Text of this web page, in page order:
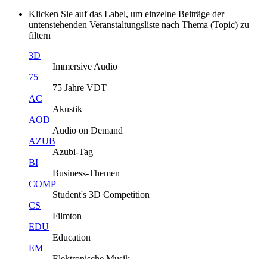
Klicken Sie auf das Label, um einzelne Beiträge der
untenstehenden Veranstaltungsliste nach Thema (Topic) zu
filtern
3D
Immersive Audio
75
75 Jahre VDT
AC
Akustik
AOD
Audio on Demand
AZUB
Azubi-Tag
BI
Business-Themen
COMP
Student's 3D Competition
CS
Filmton
EDU
Education
EM